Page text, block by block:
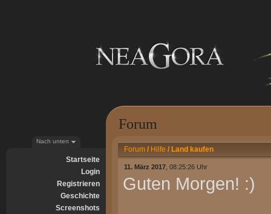
Nach unten
Startseite
Login
Registrieren
Geschichte
Screenshots
Forum
Forum / Hilfe / Land kaufen
11. März 2017 , 08:25:26 Uhr
Guten Morgen! :)